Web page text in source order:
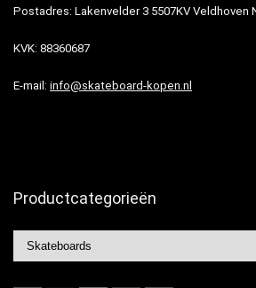
Postadres: Lakenvelder 3 5507KV Veldhoven
KVK: 88360687
E-mail: info@skateboard-kopen.nl
Productcategorieën